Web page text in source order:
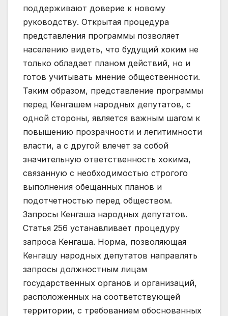
поддерживают доверие к новому
руководству. Открытая процедура
представления программы позволяет
населению видеть, что будущий хоким не
только обладает планом действий, но и
готов учитывать мнение общественности.
Таким образом, представление программы
перед Кенгашем народных депутатов, с
одной стороны, является важным шагом к
повышению прозрачности и легитимности
власти, а с другой влечет за собой
значительную ответственность хокима,
связанную с необходимостью строгого
выполнения обещанных планов и
подотчетностью перед обществом.
Запросы Кенгаша народных депутатов.
Статья 256 устанавливает процедуру
запроса Кенгаша. Норма, позволяющая
Кенгашу народных депутатов направлять
запросы должностным лицам
государственных органов и организаций,
расположенных на соответствующей
территории, с требованием обоснованных